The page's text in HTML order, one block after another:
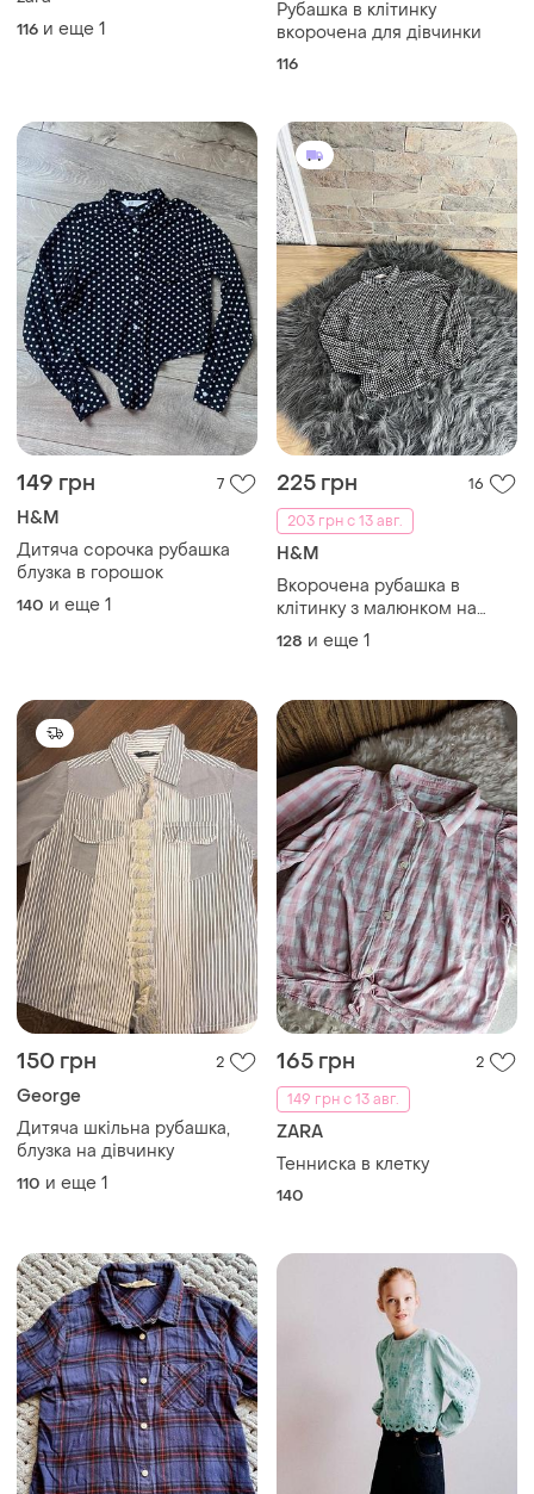
116 и еще 1
Рубашка в клітинку
вкорочена для дівчинки
116
149 грн 7
H&M
Дитяча сорочка рубашка
блузка в горошок
140 и еще 1
225 грн
16
203 грн с 13 авг.
H&M
Вкорочена рубашка в
клітинку з малюнком на
спинці
128 и еще 1
150 грн 2
George
Дитяча шкільна рубашка,
блузка на дівчинку
110 и еще 1
165 грн
2
149 грн с 13 авг.
ZARA
Тенниска в клетку
140